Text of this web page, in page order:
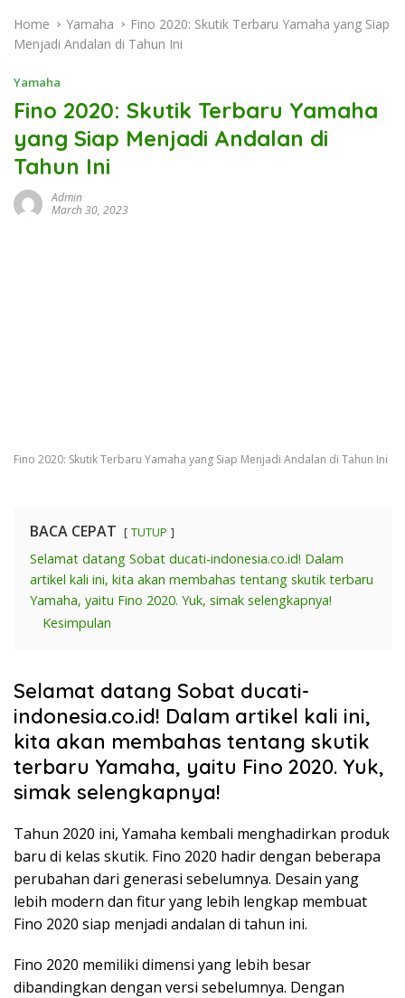
Home Yamaha
Fino 2020: Skutik Terbaru Yamaha yang Siap
Menjadi Andalan di Tahun Ini
Yamaha
Fino 2020: Skutik Terbaru Yamaha
yang Siap Menjadi Andalan di
Tahun Ini
Admin
March 30, 2023
Fino 2020: Skutik Terbaru Yamaha yang Siap Menjadi Andalan di Tahun Ini
BACA CEPAT TUTUP
Selamat datang Sobat ducati-indonesia.co.id! Dalam
artikel kali ini, kita akan membahas tentang skutik terbaru
Yamaha, yaitu Fino 2020. Yuk, simak selengkapnya!
Kesimpulan
Selamat datang Sobat ducati-
indonesia.co.id! Dalam artikel kali ini,
kita akan membahas tentang skutik
terbaru Yamaha, yaitu Fino 2020. Yuk,
simak selengkapnya!
Tahun 2020 ini, Yamaha kembali menghadirkan produk
baru di kelas skutik. Fino 2020 hadir dengan beberapa
perubahan dari generasi sebelumnya. Desain yang
lebih modern dan fitur yang lebih lengkap membuat
Fino 2020 siap menjadi andalan di tahun ini.
Fino 2020 memiliki dimensi yang lebih besar
dibandingkan dengan versi sebelumnya. Dengan